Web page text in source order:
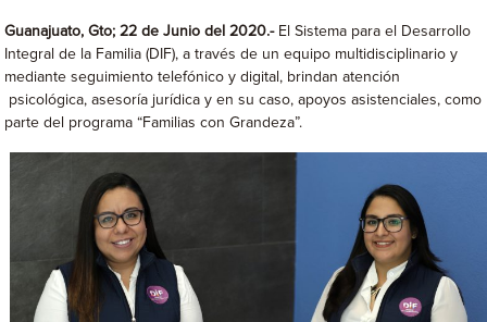
Guanajuato, Gto; 22 de Junio del 2020.- El Sistema para el Desarrollo
Integral de la Familia (DIF), a través de un equipo multidisciplinario y
mediante seguimiento telefónico y digital, brindan atención
psicológica, asesoría jurídica y en su caso, apoyos asistenciales, como
parte del programa “Familias con Grandeza”.